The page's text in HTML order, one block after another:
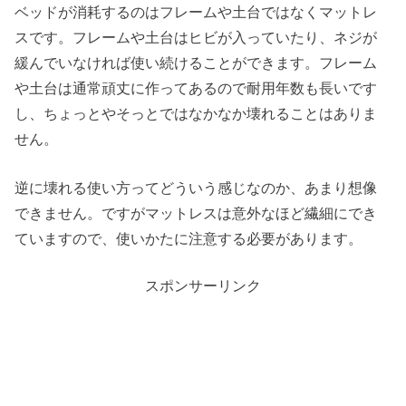
ベッドが消耗するのはフレームや土台ではなくマットレ
スです。フレームや土台はヒビが入っていたり、ネジが
緩んでいなければ使い続けることができます。フレーム
や土台は通常頑丈に作ってあるので耐用年数も長いです
し、ちょっとやそっとではなかなか壊れることはありま
せん。
逆に壊れる使い方ってどういう感じなのか、あまり想像
できません。ですがマットレスは意外なほど繊細にでき
ていますので、使いかたに注意する必要があります。
スポンサーリンク